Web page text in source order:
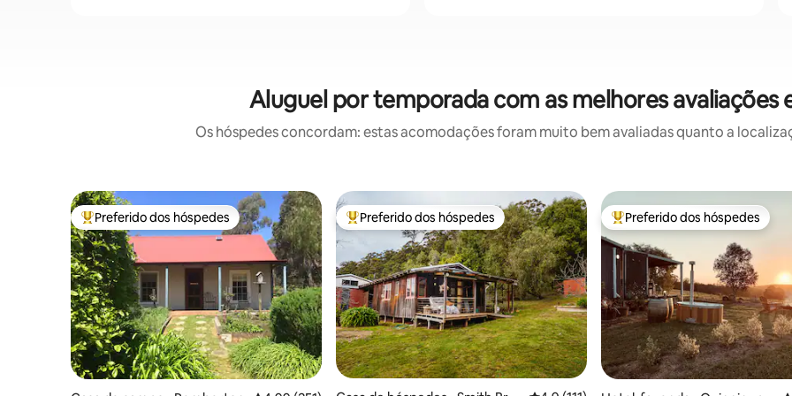
Aluguel por temporada com as melhores avaliações
Os hóspedes concordam: estas acomodações foram muito bem avaliadas quanto a
Entre os melhores preferidos dos hóspedes
Preferido dos hóspedes Entre os melhores preferidos dos hóspedes
Preferido dos hóspedes Entre os melhores preferidos
Preferido dos hóspedes